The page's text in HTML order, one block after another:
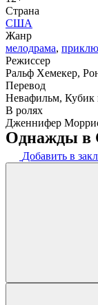
Страна
США
Жанр
мелодрама,
Режиссер
Ральф Хемекер,
Перевод
Невафильм, Кубик
В ролях
Дженнифер
Однажды в
Добавить в